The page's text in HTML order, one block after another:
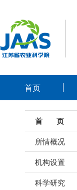
首页
首 页
所情概况
机构设置
科学研究